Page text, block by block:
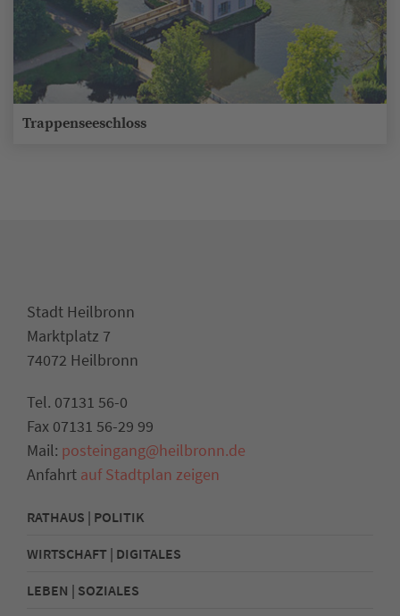
Trappenseeschloss
Stadt Heilbronn
Marktplatz 7
74072 Heilbronn
Tel. 07131 56-0
Fax 07131 56-29 99
Mail: posteingang@heilbronn.de
Anfahrt auf Stadtplan zeigen
RATHAUS | POLITIK
WIRTSCHAFT | DIGITALES
LEBEN | SOZIALES